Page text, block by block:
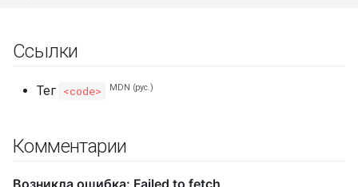
Ссылки
Тег <code> MDN (рус.)
Комментарии